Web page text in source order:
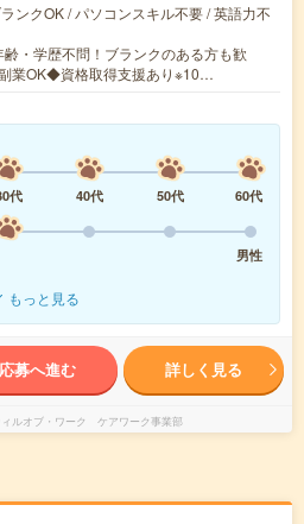
ンクOK / パソコンスキル不要 / 英語力不
・学歴不問！ブランクのある方も歓
業OK◆資格取得支援あり※10…
代 40代 50代
60代
男性
もっと見る
応募へ進む 詳しく見る
ルオブ・ワーク ケアワーク事業部